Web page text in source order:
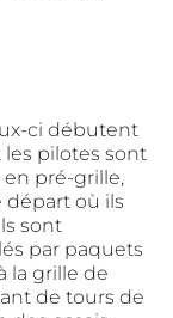
ci débutent
les pilotes sont
pré-grille,
départ où ils
sont
par paquets
la grille de
de tours de